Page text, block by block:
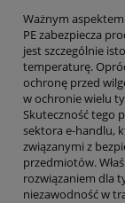
Ważnym
PE zabezpiecza
jest szczególnie
temperaturę.
ochronę przed
w ochronie wielu
Skuteczność tego
sektora e-handlu,
związanymi z
przedmiotów.
rozwiązaniem dla
niezawodność w